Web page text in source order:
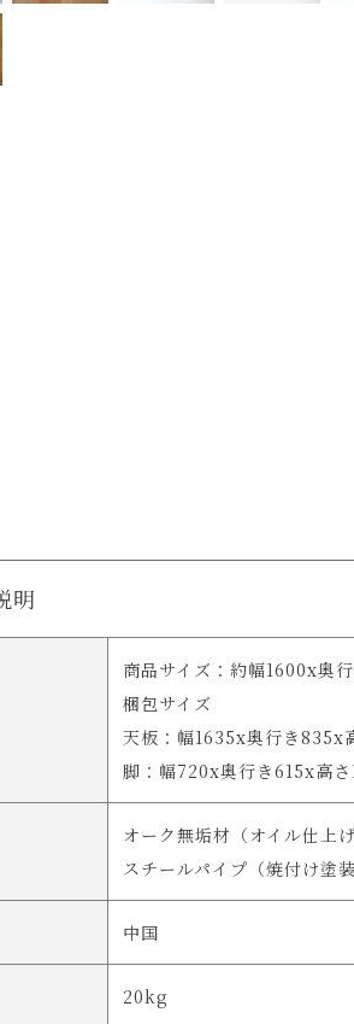
明
商品サイズ：約幅1600x奥
梱包サイズ
天板：幅1635x奥行き835x
脚：幅720x奥行き615x高
オーク無垢材（オイル仕上げ
スチールパイプ（焼付け塗装
中国
20kg